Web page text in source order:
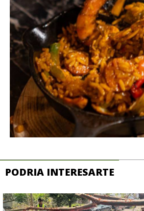
PODRIA INTERESARTE